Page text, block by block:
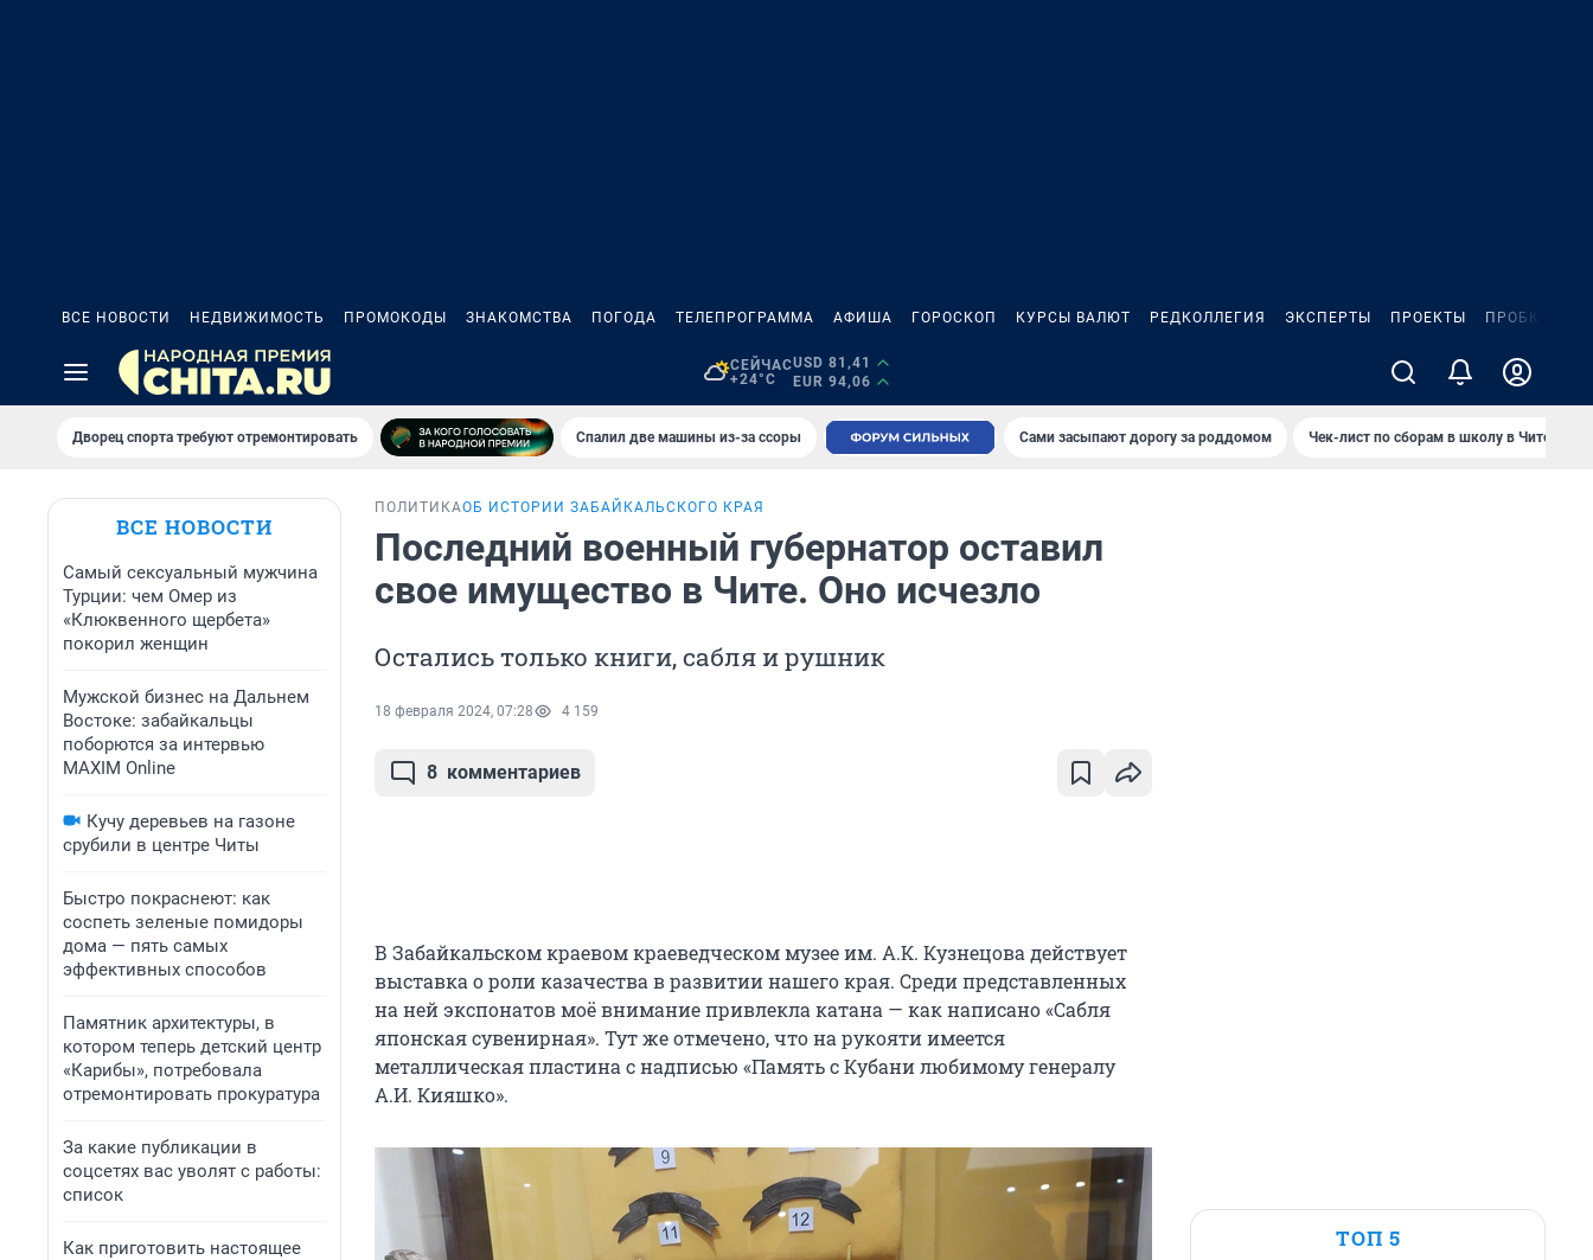
ВСЕ НОВОСТИ НЕДВИЖИМОСТЬ ПРОМОКОДЫ ЗНАКОМСТВА ПОГОДА ТЕЛЕПРОГРАММА АФИША ГОРОСКОП КУРСЫ ВАЛЮТ РЕДКОЛЛЕГИЯ ЭКСПЕРТЫ ПРОЕКТЫ ПРОБКИ
СЕЙЧАС
+24°C
USD 81,41
EUR 94,06
Дворец спорта требуют отремонтировать Спалил две машины из-за ссоры Сами засыпают дорогу за роддомом Чек-лист по сборам в школу в Чите
ВСЕ НОВОСТИ
Самый сексуальный мужчина
Турции: чем Омер из
«Клюквенного щербета»
покорил женщин
Мужской бизнес на Дальнем
Востоке: забайкальцы
поборются за интервью
MAXIM Online
Кучу деревьев на газоне
срубили в центре Читы
Быстро покраснеют: как
соспеть зеленые помидоры
дома — пять самых
эффективных способов
Памятник архитектуры, в
котором теперь детский центр
«Карибы», потребовала
отремонтировать прокуратура
За какие публикации в
соцсетях вас уволят с работы:
список
Как приготовить настоящее
ПОЛИТИКАОБ ИСТОРИИ ЗАБАЙКАЛЬСКОГО КРАЯ
Последний военный губернатор оставил
свое имущество в Чите. Оно исчезло
Остались только книги, сабля и рушник
18 февраля 2024, 07:28 4 159
8 комментариев
В Забайкальском краевом краеведческом музее им. А.К. Кузнецова действует
выставка о роли казачества в развитии нашего края. Среди представленных
на ней экспонатов моё внимание привлекла катана — как написано «Сабля
японская сувенирная». Тут же отмечено, что на рукояти имеется
металлическая пластина с надписью «Память с Кубани любимому генералу
А.И. Кияшко».
ТОП 5